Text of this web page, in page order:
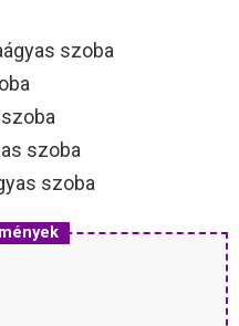
szoba
szoba
szoba